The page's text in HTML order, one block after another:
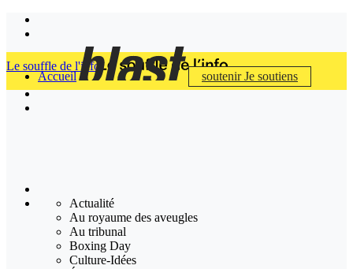
Accueil soutenirJe soutiens
Le souffle de l'info
Actualité
Au royaume des aveugles
Au tribunal
Boxing Day
Culture-Idées